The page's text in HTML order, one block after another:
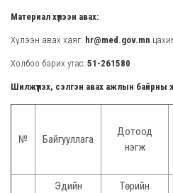
Материал хүлээн авах:
Хүлээн авах хаяг: hr@med.gov.mn
Холбоо барих утас: 51-261580
Шилжүүлэх, сэлгэн авах ажлын байрны
№ Байгууллага
Дотоод
нэгж
Эдийн
Төрийн